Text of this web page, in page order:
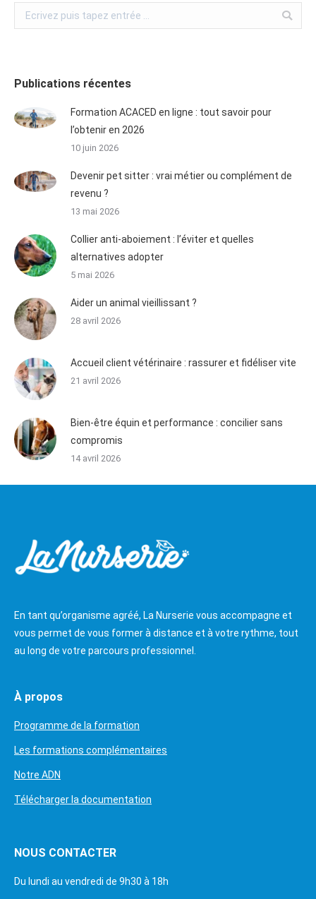
Publications récentes
Formation ACACED en ligne : tout savoir pour
l’obtenir en 2026
10 juin 2026
Devenir pet sitter : vrai métier ou complément de
revenu ?
13 mai 2026
Collier anti-aboiement : l’éviter et quelles
alternatives adopter
5 mai 2026
Aider un animal vieillissant ?
28 avril 2026
Accueil client vétérinaire : rassurer et fidéliser vite
21 avril 2026
Bien-être équin et performance : concilier sans
compromis
14 avril 2026
En tant qu’organisme agréé, La Nurserie vous accompagne et
vous permet de vous former à distance et à votre rythme, tout
au long de votre parcours professionnel.
À propos
Programme de la formation
Les formations complémentaires
Notre ADN
Télécharger la documentation
NOUS CONTACTER
Du lundi au vendredi de 9h30 à 18h